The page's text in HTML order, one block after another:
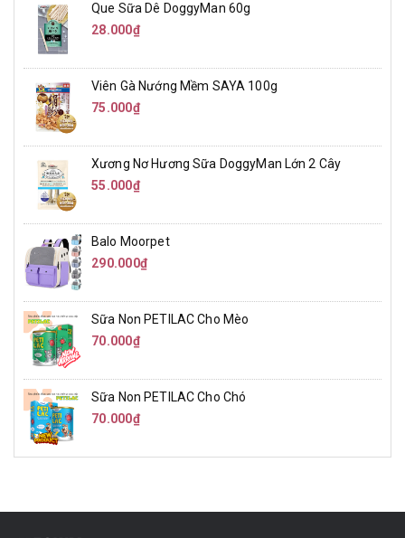
Que Sữa Dê DoggyMan 60g
28.000₫
Viên Gà Nướng Mềm SAYA 100g
75.000₫
Xương Nơ Hương Sữa DoggyMan Lớn 2 Cây
55.000₫
Balo Moorpet
290.000₫
Sữa Non PETILAC Cho Mèo
70.000₫
Sữa Non PETILAC Cho Chó
70.000₫